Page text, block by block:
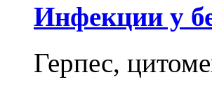
Инфекции у
Герпес,